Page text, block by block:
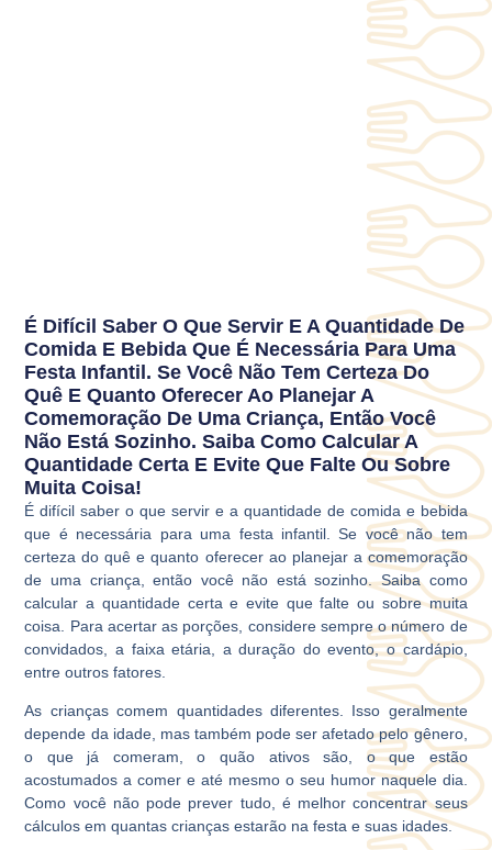
É Difícil Saber O Que Servir E A Quantidade De
Comida E Bebida Que É Necessária Para Uma
Festa Infantil. Se Você Não Tem Certeza Do
Quê E Quanto Oferecer Ao Planejar A
Comemoração De Uma Criança, Então Você
Não Está Sozinho. Saiba Como Calcular A
Quantidade Certa E Evite Que Falte Ou Sobre
Muita Coisa!
É difícil saber o que servir e a quantidade de comida e bebida
que é necessária para uma festa infantil. Se você não tem
certeza do quê e quanto oferecer ao planejar a comemoração
de uma criança, então você não está sozinho. Saiba como
calcular a quantidade certa e evite que falte ou sobre muita
coisa. Para acertar as porções, considere sempre o número de
convidados, a faixa etária, a duração do evento, o cardápio,
entre outros fatores.
As crianças comem quantidades diferentes. Isso geralmente
depende da idade, mas também pode ser afetado pelo gênero,
o que já comeram, o quão ativos são, o que estão
acostumados a comer e até mesmo o seu humor naquele dia.
Como você não pode prever tudo, é melhor concentrar seus
cálculos em quantas crianças estarão na festa e suas idades.